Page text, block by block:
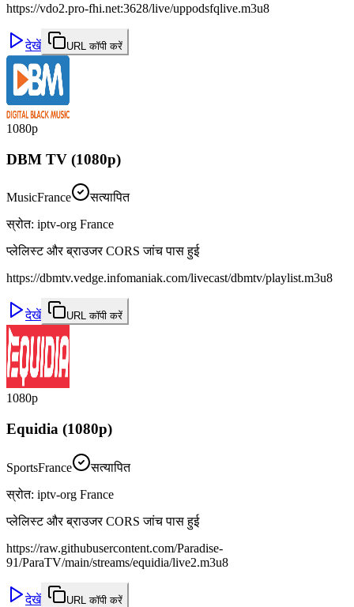
https://vdo2.pro-fhi.net:3628/live/uppodsfqlive.m3u8
देखें URL कॉपी करें
1080p
DBM TV (1080p)
MusicFrance
सत्यापित
स्रोत: iptv-org France
प्लेलिस्ट और ब्राउजर CORS जांच पास हुई
https://dbmtv.vedge.infomaniak.com/livecast/dbmtv/playlist.m3u8
देखें URL कॉपी करें
1080p
Equidia (1080p)
SportsFrance
सत्यापित
स्रोत: iptv-org France
प्लेलिस्ट और ब्राउजर CORS जांच पास हुई
https://raw.githubusercontent.com/Paradise-
91/ParaTV/main/streams/equidia/live2.m3u8
देखें URL कॉपी करें